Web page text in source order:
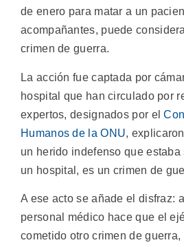
de enero para matar a un
acompañantes, puede
crimen de guerra.
La acción fue captada por
hospital que han circulado por
expertos, designados por el
Humanos de la ONU,
un herido indefenso que estaba
un hospital, es un crimen de
A ese acto se añade el disfraz:
personal médico hace que el
cometido otro crimen de